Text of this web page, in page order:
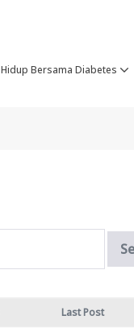
Hidup Bersama Diabetes
Last Post